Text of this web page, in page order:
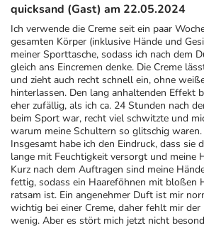
quicksand (Gast) am 22.05.2024
Ich verwende die Creme seit ein paar
gesamten Körper (inklusive Hände und
meiner Sporttasche, sodass ich nach dem
gleich ans Eincremen denke. Die Creme
und zieht auch recht schnell ein, ohne
hinterlassen. Den lang anhaltenden Effekt
eher zufällig, als ich ca. 24 Stunden nach
beim Sport war, recht viel schwitzte und
warum meine Schultern so glitschig waren.
Insgesamt habe ich den Eindruck, dass sie
lange mit Feuchtigkeit versorgt und meine
Kurz nach dem Auftragen sind meine
fettig, sodass ein Haareföhnen mit bloßen
ratsam ist. Ein angenehmer Duft ist mir
wichtig bei einer Creme, daher fehlt mir der
wenig. Aber es stört mich jetzt nicht